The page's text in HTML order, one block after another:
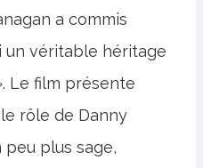
a commis
un véritable héritage
Le film présente
rôle de Danny
peu plus sage,